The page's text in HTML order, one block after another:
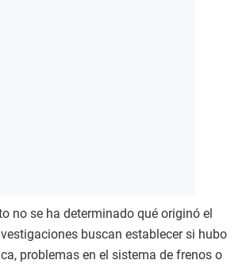
no se ha determinado qué originó el
buscan establecer si hubo
problemas en el sistema de frenos o